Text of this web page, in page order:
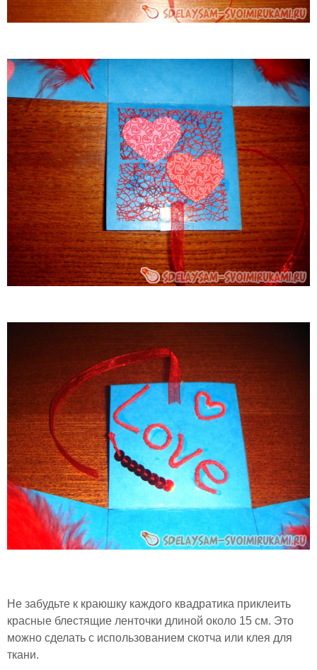
Не забудьте к краюшку каждого квадратика приклеить
красные блестящие ленточки длиной около 15 см. Это
можно сделать с использованием скотча или клея для
ткани.